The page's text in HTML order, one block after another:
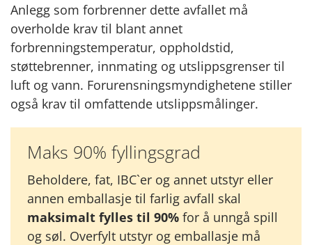
Anlegg som forbrenner dette avfallet må
overholde krav til blant annet
forbrenningstemperatur, oppholdstid,
støttebrenner, innmating og utslippsgrenser til
luft og vann. Forurensningsmyndighetene stiller
også krav til omfattende utslippsmålinger.
Maks 90% fyllingsgrad
Beholdere, fat, IBC`er og annet utstyr eller
annen emballasje til farlig avfall skal
maksimalt fylles til 90% for å unngå spill
og søl. Overfylt utstyr og emballasje må